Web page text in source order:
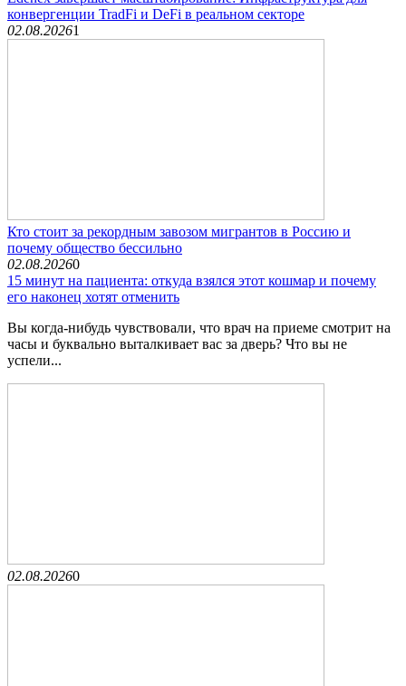
конвергенции TradFi и DeFi в реальном секторе
02.08.20261
Кто стоит за рекордным завозом мигрантов в Россию и
почему общество бессильно
02.08.20260
15 минут на пациента: откуда взялся этот кошмар и почему
его наконец хотят отменить
Вы когда-нибудь чувствовали, что врач на приеме смотрит на
часы и буквально выталкивает вас за дверь? Что вы не
успели...
02.08.20260